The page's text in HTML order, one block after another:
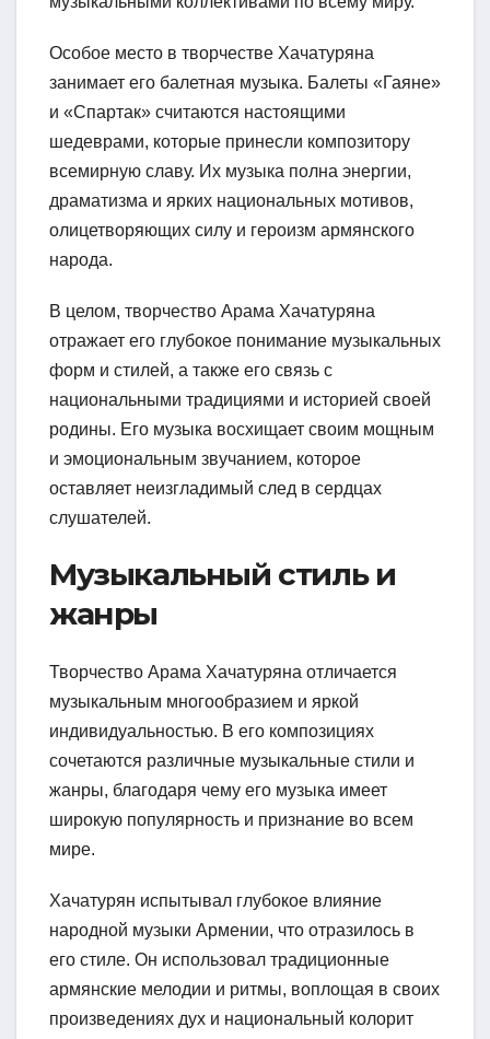
Особое место в творчестве Хачатуряна
занимает его балетная музыка. Балеты «Гаяне»
и «Спартак» считаются настоящими
шедеврами, которые принесли композитору
всемирную славу. Их музыка полна энергии,
драматизма и ярких национальных мотивов,
олицетворяющих силу и героизм армянского
народа.
В целом, творчество Арама Хачатуряна
отражает его глубокое понимание музыкальных
форм и стилей, а также его связь с
национальными традициями и историей своей
родины. Его музыка восхищает своим мощным
и эмоциональным звучанием, которое
оставляет неизгладимый след в сердцах
слушателей.
Музыкальный стиль и
жанры
Творчество Арама Хачатуряна отличается
музыкальным многообразием и яркой
индивидуальностью. В его композициях
сочетаются различные музыкальные стили и
жанры, благодаря чему его музыка имеет
широкую популярность и признание во всем
мире.
Хачатурян испытывал глубокое влияние
народной музыки Армении, что отразилось в
его стиле. Он использовал традиционные
армянские мелодии и ритмы, воплощая в своих
произведениях дух и национальный колорит